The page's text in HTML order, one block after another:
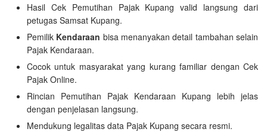
Hasil Cek Pemutihan Pajak Kupang valid langsung dari
petugas Samsat Kupang.
Pemilik Kendaraan bisa menanyakan detail tambahan selain
Pajak Kendaraan.
Cocok untuk masyarakat yang kurang familiar dengan Cek
Pajak Online.
Rincian Pemutihan Pajak Kendaraan Kupang lebih jelas
dengan penjelasan langsung.
Mendukung legalitas data Pajak Kupang secara resmi.